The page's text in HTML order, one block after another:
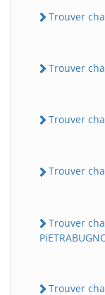
Trouver
Trouver
Trouver
Trouver
Trouver
Trouver